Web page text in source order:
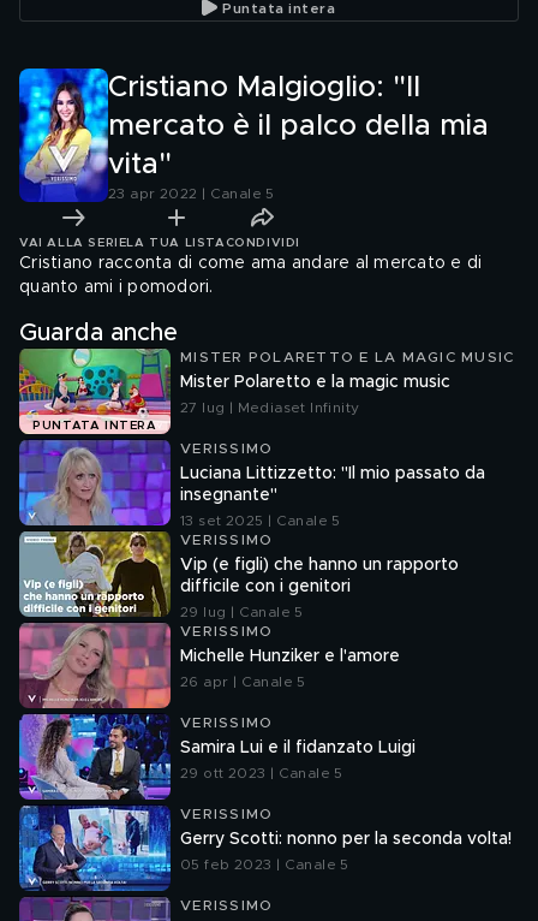
Puntata intera
Cristiano Malgioglio: "Il
mercato è il palco della mia
vita"
23 apr 2022 | Canale 5
VAI ALLA SERIE LA TUA LISTA CONDIVIDI
Cristiano racconta di come ama andare al mercato e di
quanto ami i pomodori.
Guarda anche
PUNTATA INTERA
MISTER POLARETTO E LA MAGIC MUSIC
Mister Polaretto e la magic music
27 lug | Mediaset Infinity
VERISSIMO
Luciana Littizzetto: "Il mio passato da
insegnante"
13 set 2025 | Canale 5
VERISSIMO
Vip (e figli) che hanno un rapporto
difficile con i genitori
29 lug | Canale 5
VERISSIMO
Michelle Hunziker e l'amore
26 apr | Canale 5
VERISSIMO
Samira Lui e il fidanzato Luigi
29 ott 2023 | Canale 5
VERISSIMO
Gerry Scotti: nonno per la seconda volta!
05 feb 2023 | Canale 5
VERISSIMO